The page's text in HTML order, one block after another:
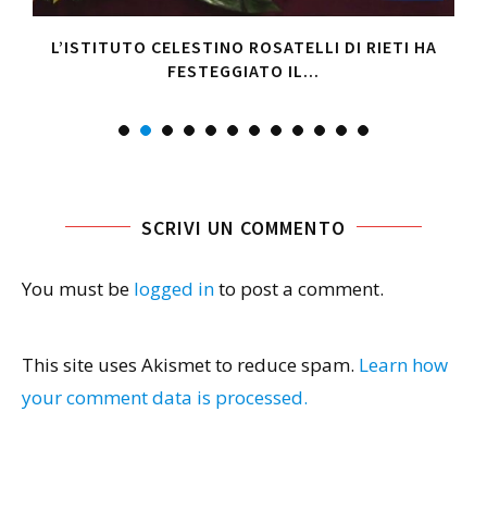
L’ISTITUTO CELESTINO ROSATELLI DI RIETI HA
FESTEGGIATO IL...
SCRIVI UN COMMENTO
You must be logged into post a comment.
This site uses Akismet to reduce spam. Learn how
your comment data is processed.